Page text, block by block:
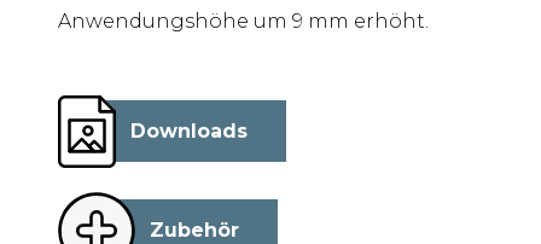
Anwendungshöhe um 9 mm erhöht.
Downloads
Zubehör